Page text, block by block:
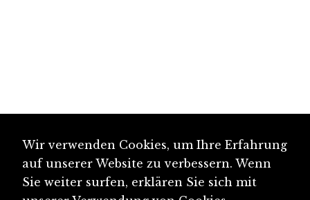
Wir verwenden Cookies, um Ihre Erfahrung
auf unserer Website zu verbessern. Wenn
Sie weiter surfen, erklären Sie sich mit